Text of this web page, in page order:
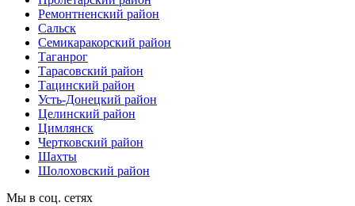
Ремонтненский район
Сальск
Семикаракорский район
Таганрог
Тарасовский район
Тацинский район
Усть-Донецкий район
Целинский район
Цимлянск
Чертковский район
Шахты
Шолоховский район
Мы в соц. сетях